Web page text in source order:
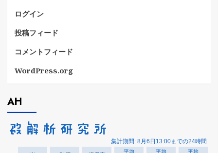
ログイン
投稿フィード
コメントフィード
WordPress.org
AH